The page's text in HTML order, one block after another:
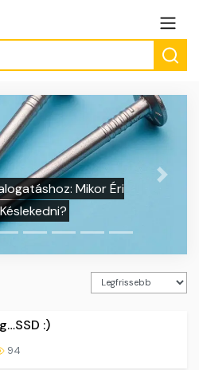
Holdhal: 5 Döbbenetes
Next
:)
94